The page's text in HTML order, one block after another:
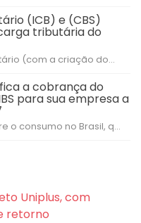
(ICB) e (CBS)
tributária do
(com a criação do...
a cobrança do
para sua empresa a
o consumo no Brasil, q...
Uniplus, com
retorno